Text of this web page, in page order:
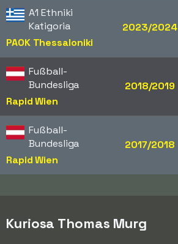
A1 Ethniki
Katigoria
PAOK Thessaloniki
2023/2024
Fußball-
Bundesliga
Rapid Wien
2018/2019
Fußball-
Bundesliga
Rapid Wien
2017/2018
Kuriosa Thomas Murg